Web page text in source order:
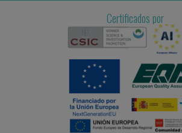
Certificados por